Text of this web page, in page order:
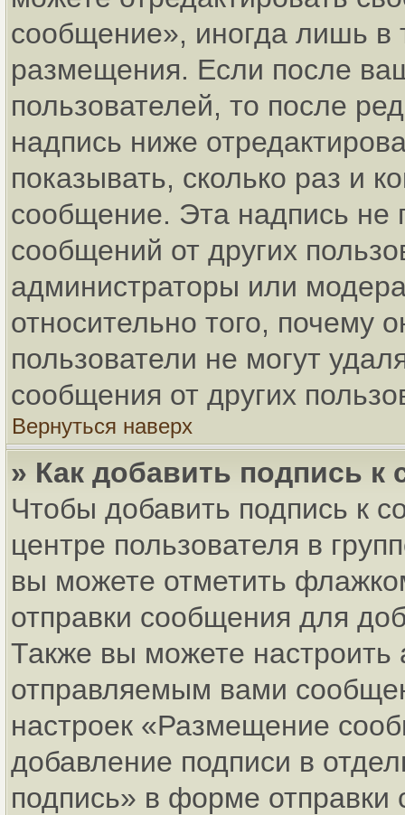
сообщение», иногда лишь в
размещения. Если после
пользователей, то после
надпись ниже
показывать, сколько раз и
сообщение. Эта надпись не
сообщений от других
администраторы или
относительно того,
пользователи не могут
сообщения от других
Вернуться наверх
» Как добавить подпись
Чтобы добавить подпись к
центре пользователя в
вы можете отметить
отправки сообщения для
Также вы можете настроить
отправляемым вами
настроек «Размещение
добавление подписи в
подпись» в форме отправки